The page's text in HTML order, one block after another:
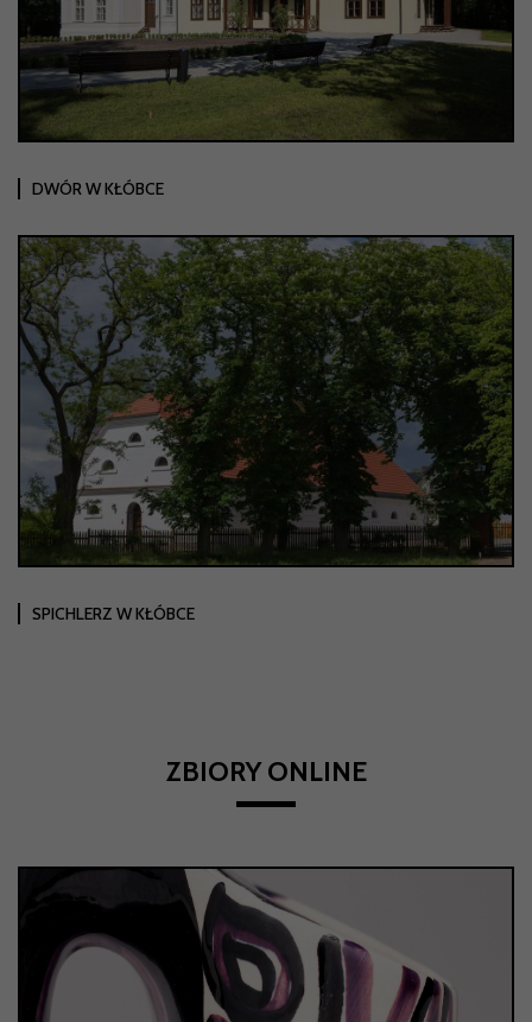
DWÓR W KŁÓBCE
SPICHLERZ W KŁÓBCE
ZBIORY ONLINE